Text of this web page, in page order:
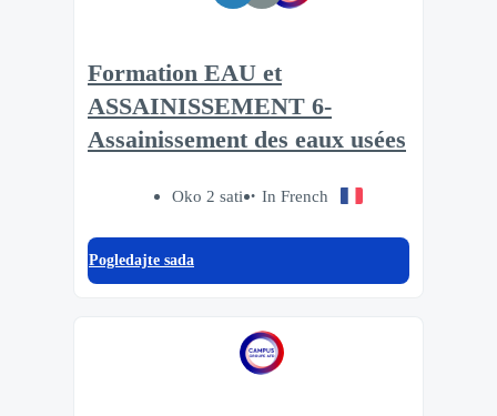
Formation EAU et
ASSAINISSEMENT 6-
Assainissement des eaux usées
Oko 2 sati In French
Pogledajte sada